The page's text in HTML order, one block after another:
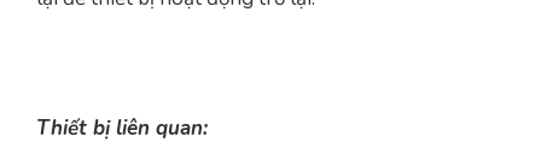
Thiết bị liên quan: